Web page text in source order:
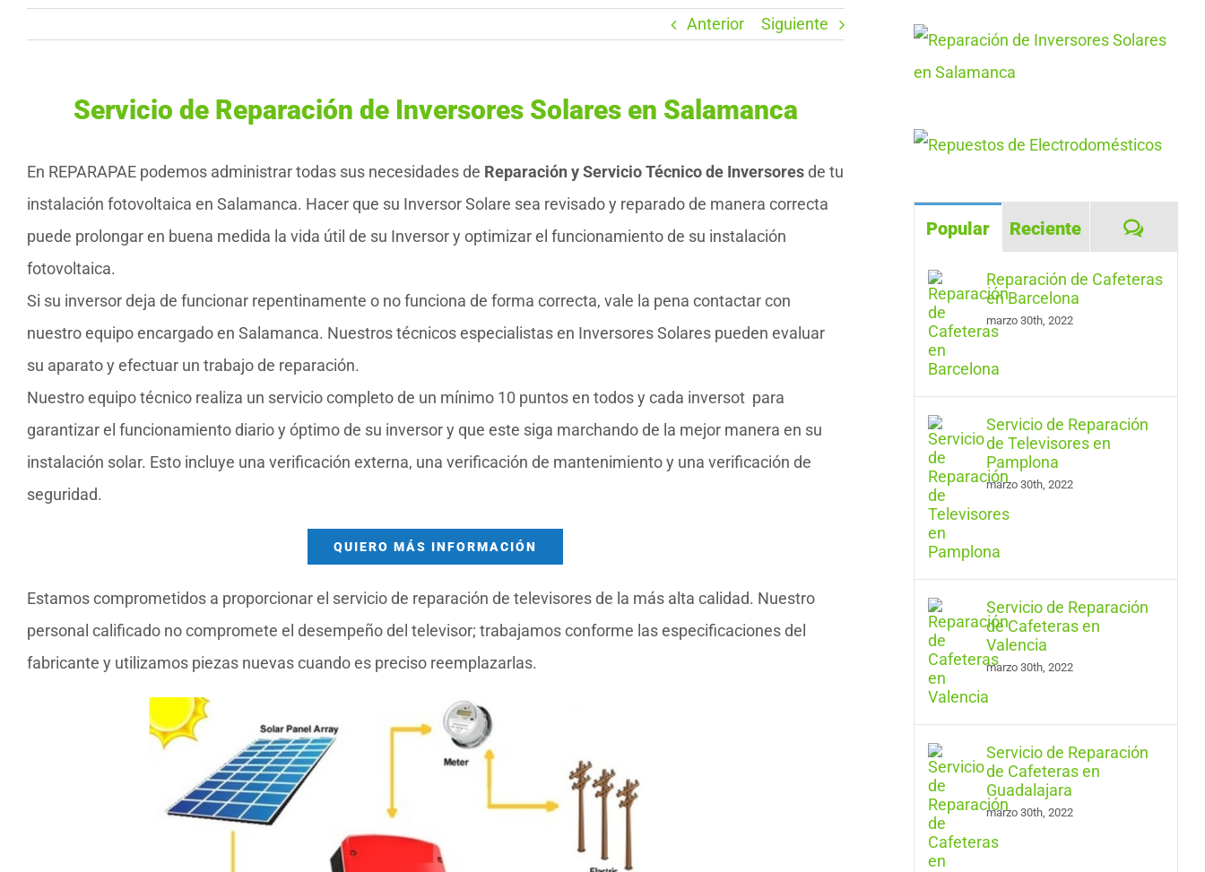
Anterior Siguiente
Servicio de Reparación de Inversores Solares en Salamanca
En REPARAPAE podemos administrar todas sus necesidades de Reparación y Servicio Técnico de Inversoresde tu
instalación fotovoltaica en Salamanca. Hacer que su Inversor Solare sea revisado y reparado de manera correcta
puede prolongar en buena medida la vida útil de su Inversor y optimizar el funcionamiento de su instalación
fotovoltaica.
Si su inversor deja de funcionar repentinamente o no funciona de forma correcta, vale la pena contactar con
nuestro equipo encargado en Salamanca. Nuestros técnicos especialistas en Inversores Solares pueden evaluar
su aparato y efectuar un trabajo de reparación.
Nuestro equipo técnico realiza un servicio completo de un mínimo 10 puntos en todos y cada inversot para
garantizar el funcionamiento diario y óptimo de su inversor y que este siga marchando de la mejor manera en su
instalación solar. Esto incluye una verificación externa, una verificación de mantenimiento y una verificación de
seguridad.
QUIERO MÁS INFORMACIÓN
Estamos comprometidos a proporcionar el servicio de reparación de televisores de la más alta calidad. Nuestro
personal calificado no compromete el desempeño del televisor; trabajamos conforme las especificaciones del
fabricante y utilizamos piezas nuevas cuando es preciso reemplazarlas.
Popular Reciente
Reparación de Cafeteras
en Barcelona
marzo 30th, 2022
Servicio de Reparación
de Televisores en
Pamplona
marzo 30th, 2022
Servicio de Reparación
de Cafeteras en
Valencia
marzo 30th, 2022
Servicio de Reparación
de Cafeteras en
Guadalajara
marzo 30th, 2022